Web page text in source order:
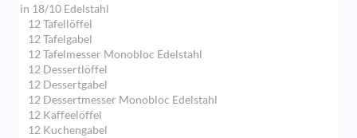
in 18/10 Edelstahl
12 Tafellöffel
12 Tafelgabel
12 Tafelmesser Monobloc Edelstahl
12 Dessertlöffel
12 Dessertgabel
12 Dessertmesser Monobloc Edelstahl
12 Kaffeelöffel
12 Kuchengabel